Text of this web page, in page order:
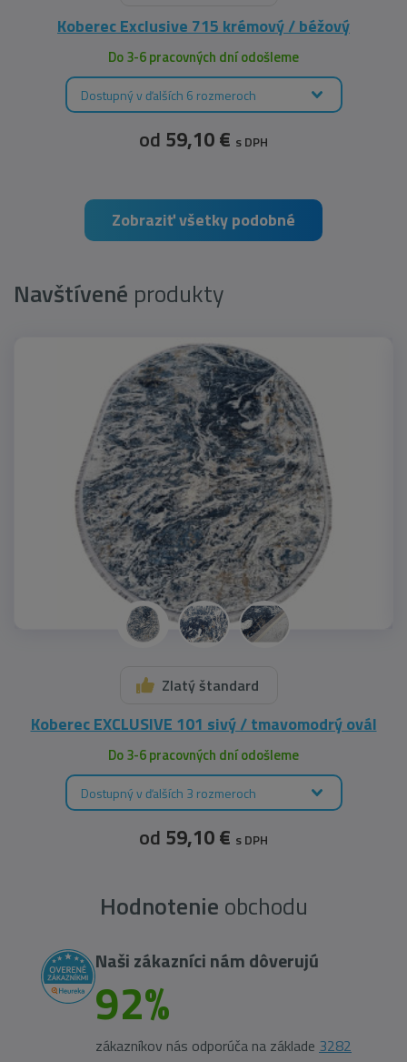
Koberec Exclusive 715 krémový / béžový
Do 3-6 pracovných dní odošleme
Dostupný v ďalších 6 rozmeroch
od 59,10 € s DPH
Zobraziť všetky podobné
Navštívené produkty
Zlatý štandard
Koberec EXCLUSIVE 101 sivý / tmavomodrý ovál
Do 3-6 pracovných dní odošleme
Dostupný v ďalších 3 rozmeroch
od 59,10 € s DPH
Hodnotenie obchodu
Naši zákazníci nám dôverujú
92%
zákazníkov nás odporúča na základe 3282